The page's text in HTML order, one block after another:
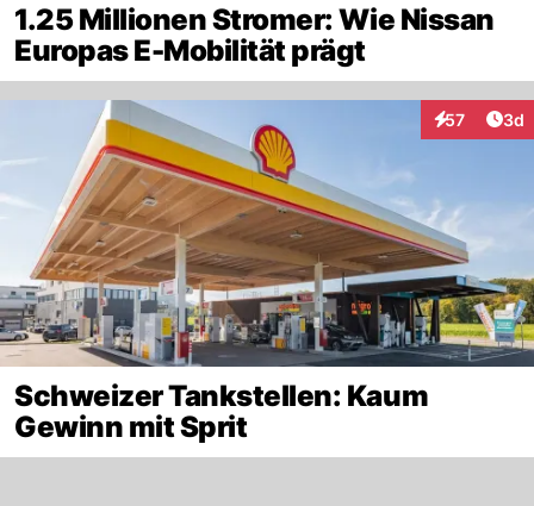
1.25 Millionen Stromer: Wie Nissan
Europas E-Mobilität prägt
57
Interaktionen
3d
Schweizer Tankstellen: Kaum
Gewinn mit Sprit